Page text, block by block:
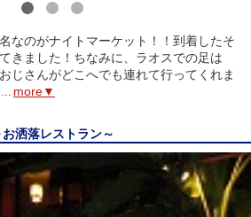
なのがナイトマーケット！！到着したそ
きました！ちなみに、ラオスでの足は
じさんがどこへでも連れて行ってくれま
more▼
お洒落レストラン～